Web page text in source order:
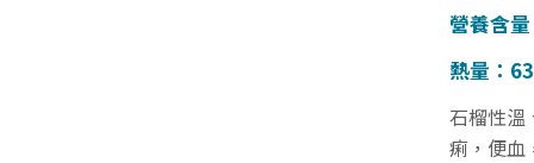
營養含
熱量：
石榴性溫
痢，便血